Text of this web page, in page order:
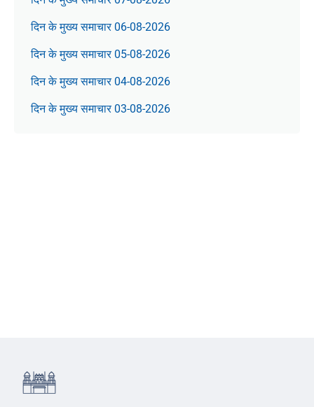
दिन के मुख्य समाचार 06-08-2026
दिन के मुख्य समाचार 05-08-2026
दिन के मुख्य समाचार 04-08-2026
दिन के मुख्य समाचार 03-08-2026